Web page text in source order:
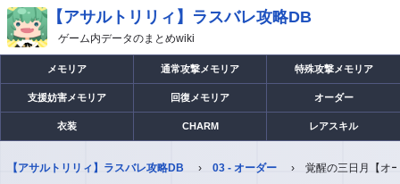
【アサルトリリィ】ラスバレ攻略DB
ゲーム内データのまとめwiki
メモリア 通常攻撃メモリア 特殊攻撃メモリア
支援妨害メモリア 回復メモリア オーダー
衣装 CHARM レアスキル
【アサルトリリィ】ラスバレ攻略DB 03 - オーダー 覚醒の三日月【オ